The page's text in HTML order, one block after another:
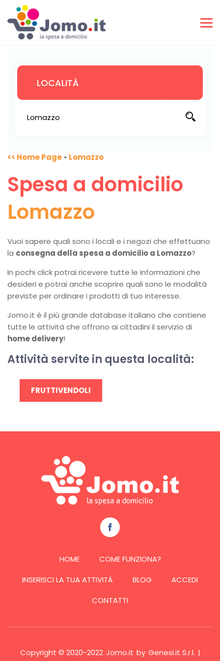
<< Home Page • Lomazzo
Spesa a domicilio
Lomazzo
Vuoi sapere quali sono i locali e i negozi che effettuano
la consegna della spesa a domicilio a Lomazzo?
In pochi click potrai ricevere tutte le informazioni che
desideri e potrai anche scoprire quali sono le modalità
previste per ordinare i prodotti di tuo interesse.
Jomo.it è il più grande database italiano che contiene
tutte le attività che offrono ai cittadini il servizio di
home delivery!
Attività servite in questa località:
FRUTTIVENDOLI
HOME
COME FUNZIONA?
INSERISCI LA TUA ATTIVITÀ
BLOG
ACCEDI
CONTATTI
Copyright © 2020-2022 Jomo.it by Genesi.it S.r.l. |